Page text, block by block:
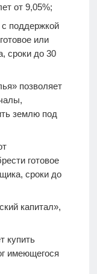
от 9,05%;
поддержкой
или
сроки до 30
позволяет
землю под
готовое
сроки до
капитал»,
купить
имеющегося